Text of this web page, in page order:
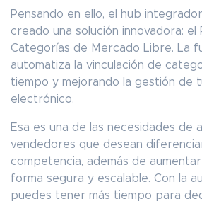
Pensando en ello, el hub
creado una solución innovadora:
Categorías de Mercado Libre. La
automatiza la vinculación de
tiempo y mejorando la gestión de
electrónico.
Esa es una de las necesidades de
vendedores que desean
competencia, además de
forma segura y escalable. Con la
puedes tener más tiempo para